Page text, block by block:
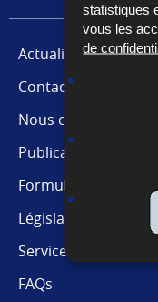
statistiques
vous les
de
Actualités
Contact presse
Nous connaître
Publications
Formulaires
Législations
Services en ligne
FAQs